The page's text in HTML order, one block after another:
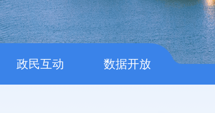
政民互动 数据开放